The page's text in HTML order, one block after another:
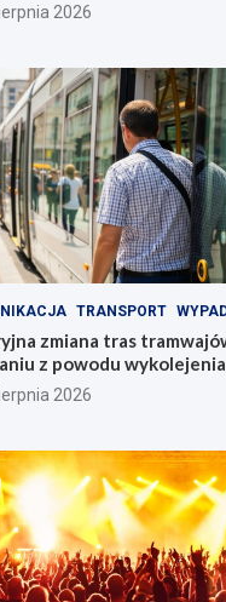
2026
TRANSPORT
zmiana tras
z powodu wykolejenia
2026